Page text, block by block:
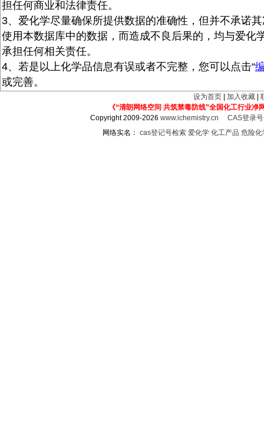
担任何商业和法律责任。
3、爱化学尽量确保所提供数据的准确性，但并不承诺
使用本数据库中的数据，而造成不良后果的，均与爱化
承担任何相关责任。
4、若是以上化学品信息有误或者不完整，您可以点击“
或完善。
设为首页 加入收藏
《“清朗网络空间 共筑禁毒防线”全国化工行业净
Copyright 2009-2026www.ichemistry.cn
CAS登录
网络实名： cas登记号检索 爱化学 化工产品 危险化